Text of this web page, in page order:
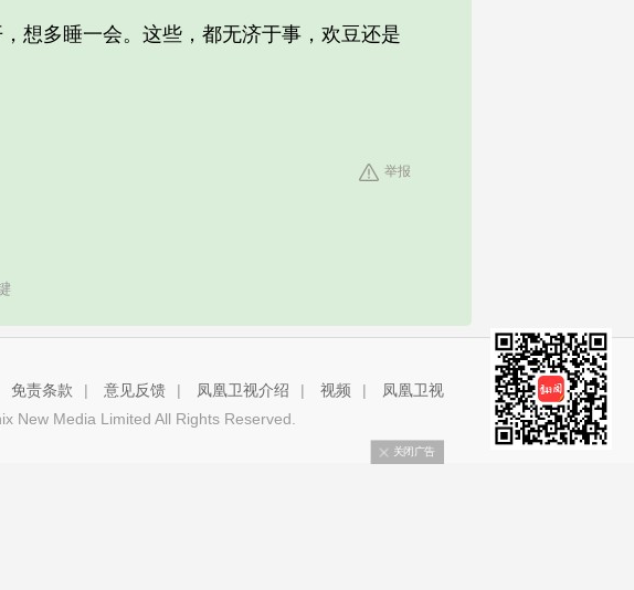
多睡一会。这些，都无济于事，欢豆还是
举报
免责条款 | 意见反馈 | 凤凰卫视介绍 | 视频 |
凤凰卫视
New Media Limited All Rights Reserved.
关闭广告